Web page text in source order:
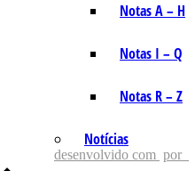
Notas A – H
Notas I – Q
Notas R – Z
Notícias
desenvolvido com por